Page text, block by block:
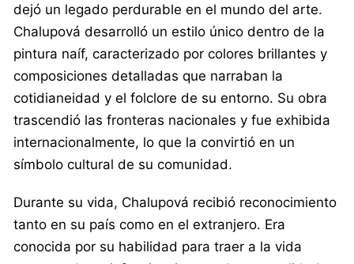
dejó un legado perdurable en el mundo del arte.
Chalupová desarrolló un estilo único dentro de la
pintura naíf, caracterizado por colores brillantes y
composiciones detalladas que narraban la
cotidianeidad y el folclore de su entorno. Su obra
trascendió las fronteras nacionales y fue exhibida
internacionalmente, lo que la convirtió en un
símbolo cultural de su comunidad.
Durante su vida, Chalupová recibió reconocimiento
tanto en su país como en el extranjero. Era
conocida por su habilidad para traer a la vida